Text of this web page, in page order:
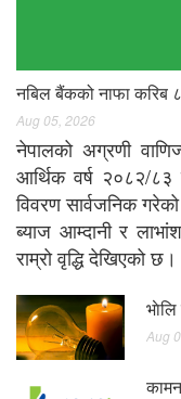
नबिल बैंकको नाफा करिब ८
Aug 05, 2026
नेपालको अग्रणी
आर्थिक वर्ष २०८२/८३
विवरण सार्वजनिक
ब्याज आम्दानी र
राम्रो वृद्धि देखिएको छ।
Aug